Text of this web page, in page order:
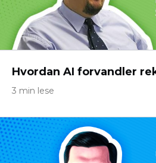
Hvordan AI forvandler
3 min lese